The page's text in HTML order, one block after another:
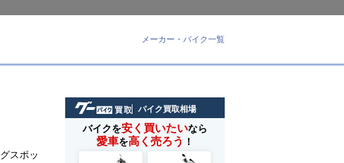
メーカー・バイク一覧
スポッ
バイク買取相場
バイクを安く買いたいなら
愛車を高く売ろう ！